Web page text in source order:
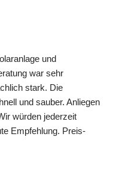
und
war sehr
stark. Die
und sauber. Anliegen
würden jederzeit
Empfehlung. Preis-